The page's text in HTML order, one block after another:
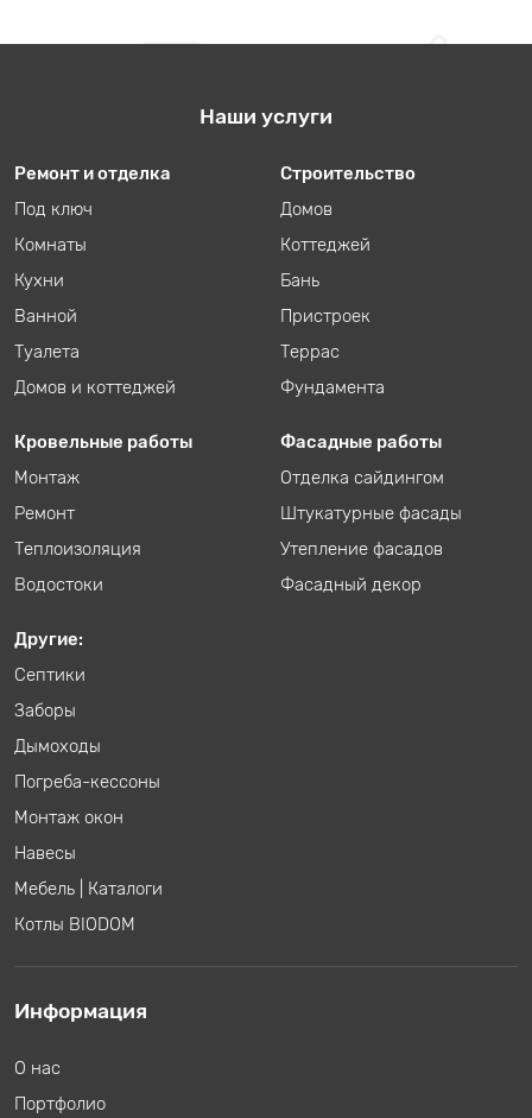
Наши услуги
Ремонт и отделка
Под ключ
Комнаты
Кухни
Ванной
Туалета
Домов и коттеджей
Строительство
Домов
Коттеджей
Бань
Пристроек
Террас
Фундамента
Кровельные работы
Монтаж
Ремонт
Теплоизоляция
Водостоки
Фасадные работы
Отделка сайдингом
Штукатурные фасады
Утепление фасадов
Фасадный декор
Другие:
Септики
Заборы
Дымоходы
Погреба-кессоны
Монтаж окон
Навесы
Мебель
Каталоги
Котлы BIODOM
Информация
О нас
Портфолио